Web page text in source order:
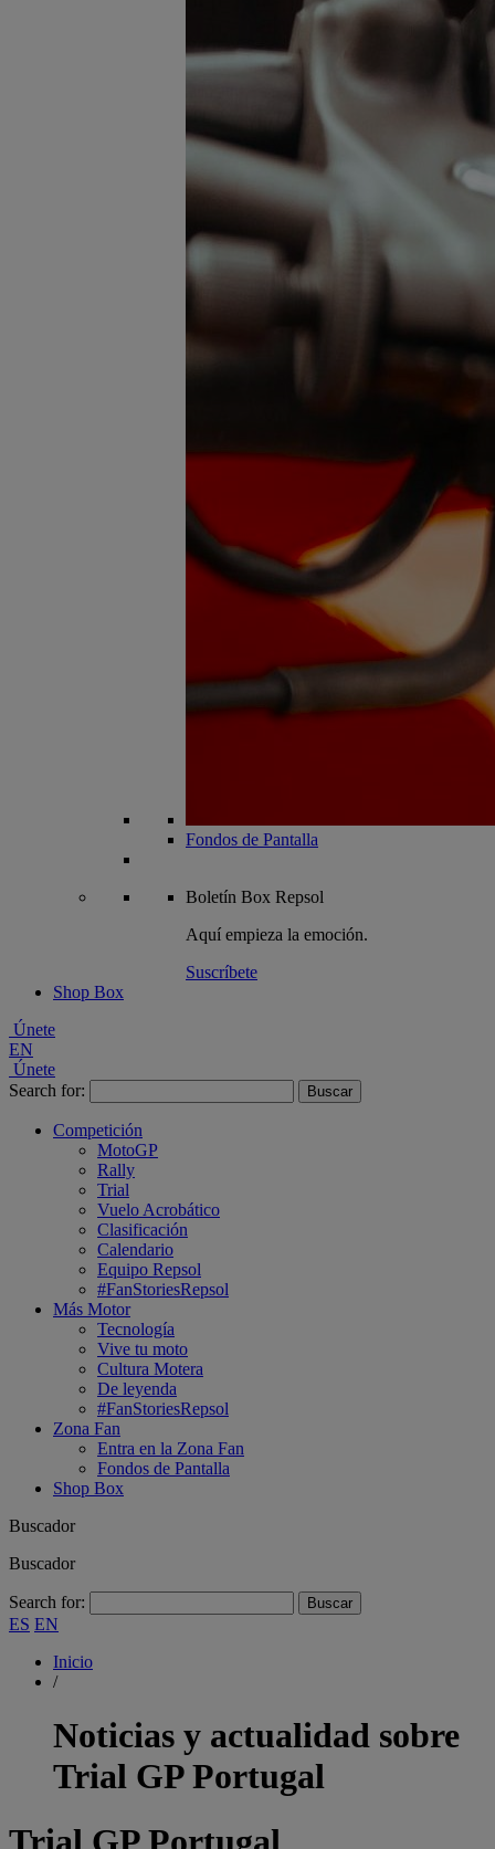
Fondos de Pantalla
Boletín Box Repsol
Aquí empieza la emoción.
Suscríbete
Shop Box
Únete
EN
Únete
Search for:
Competición
MotoGP
Rally
Trial
Vuelo Acrobático
Clasificación
Calendario
Equipo Repsol
#FanStoriesRepsol
Más Motor
Tecnología
Vive tu moto
Cultura Motera
De leyenda
#FanStoriesRepsol
Zona Fan
Entra en la Zona Fan
Fondos de Pantalla
Shop Box
Buscador
Buscador
Search for:
ES EN
Inicio
/
Noticias y actualidad sobre
Trial GP Portugal